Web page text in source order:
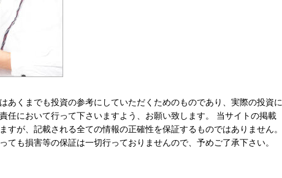
あくまでも投資の参考にしていただくためのものであり、実際の投資に
任において行って下さいますよう、お願い致します。 当サイトの掲載
すが、記載される全ての情報の正確性を保証するものではありません。
ても損害等の保証は一切行っておりませんので、予めご了承下さい。